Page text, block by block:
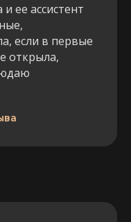
ее ассистент
если в первые
открыла,